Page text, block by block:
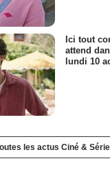
Ici tout
attend
lundi 10
les actus Ciné &